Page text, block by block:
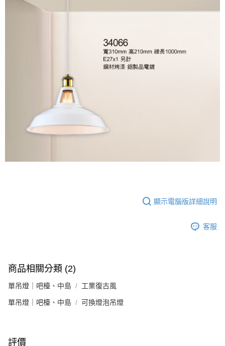
３．未成年的使用者請事先徵得法定代理人或監護人之同意方可使用
時審查核予不同之上限額度；若仍有額度不足之情形，本公司將視審查結果
５．嚴禁一人註冊多個帳號或使用他人資訊註冊。若發現惡意使用之情形，
恩沛科技股份有限公司將有權停止該用戶之使用額度並採取法律行動。
顯示電腦版詳細說明
客服
商品相關分類 (2)
單吊燈｜吧檯、中島 工業復古風
單吊燈｜吧檯、中島 可換燈泡吊燈
評價